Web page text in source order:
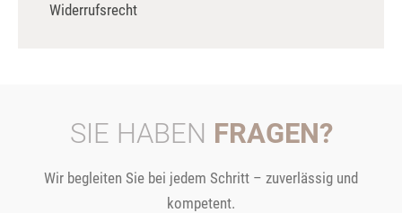
Widerrufsrecht
SIE HABEN FRAGEN?
Wir begleiten Sie bei jedem Schritt – zuverlässig und
kompetent.